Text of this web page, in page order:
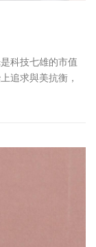
科技七雄的市值
追求與美抗衡，
技新星。